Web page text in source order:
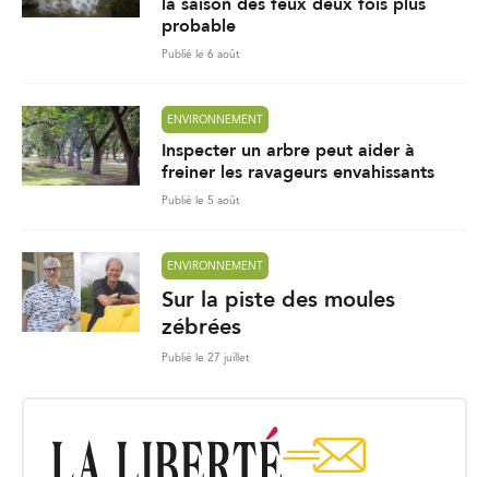
probable
Publié le 6 août
ENVIRONNEMENT
Inspecter un arbre peut aider à
freiner les ravageurs envahissants
Publié le 5 août
ENVIRONNEMENT
Sur la piste des moules
zébrées
Publié le 27 juillet